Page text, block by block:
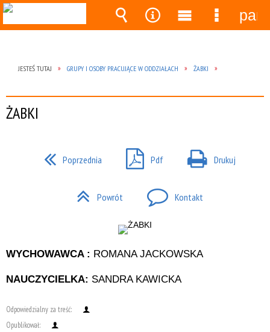
JESTEŚ TUTAJ GRUPY I OSOBY PRACUJĄCE W ODDZIAŁACH ŻABKI
ŻABKI
Poprzednia Pdf Drukuj
Powrót Kontakt
WYCHOWAWCA : ROMANA JACKOWSKA
NAUCZYCIELKA: SANDRA KAWICKA
Odpowiedzialny za treść:
Opublikował:
Wyszukiwarka
Narzędzia
MenuMenu